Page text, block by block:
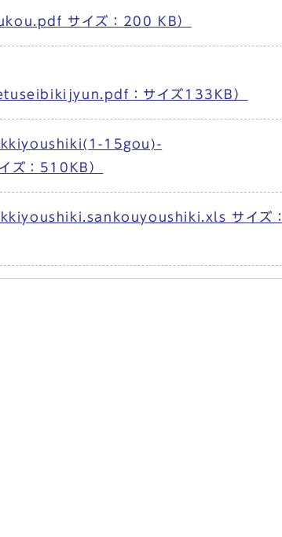
サイズ：200 KB）
：サイズ133KB）
15gou)-
：510KB）
サイズ：